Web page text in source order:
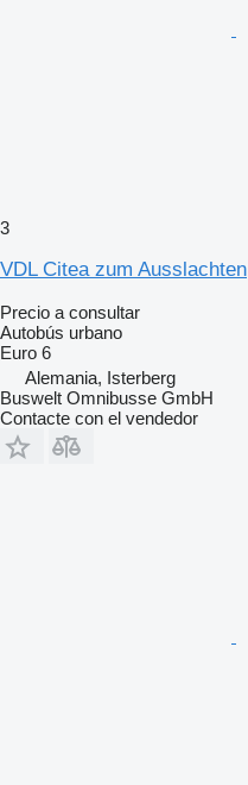
3
VDL Citea zum Ausslachten
Precio a consultar
Autobús urbano
Euro 6
Alemania, Isterberg
Buswelt Omnibusse GmbH
Contacte con el vendedor